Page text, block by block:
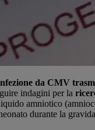
da CMV
indagini per la
amniotico
durante la